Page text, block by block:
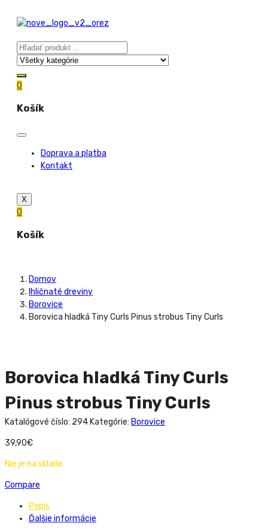
0
Košík
Doprava a platba
Kontakt
X
0
Košík
Domov
Ihličnaté dreviny
Borovice
Borovica hladká Tiny Curls Pinus strobus Tiny Curls
Borovica hladká Tiny Curls
Pinus strobus Tiny Curls
Katalógové číslo: 294 Kategórie: Borovice
39,90€
Nie je na sklade
Compare
Popis
Ďalšie informácie